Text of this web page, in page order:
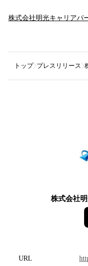
株式会社明光キャリアパ
トップ プレスリリース
株式会社
URL